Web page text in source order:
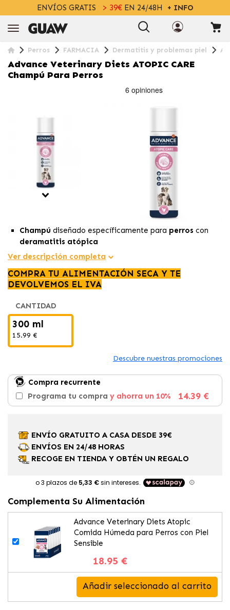
ENVÍOS GRATIS > 39€EN 24/48H + INFO
Perros FARMACIA Dermatitis y problemas piel
Advance Veterinary Diets ATOPIC CARE
Champú Para Perros
Champú diseñado específicamente para perros con
deramatitis atópica
Ejerce una triple acción:antiirritante, reestructurante
y antiséptica.
Contribuye arestaurar y mantenerlapiel y el pelaje
del perro sano, brillante y fuerte.
Ver descripción completa
COMPRA TU ALIMENTACIÓN SECA Y TE
DEVOLVEMOS EL IVA
CANTIDAD
300 ml
15.99 €
Descubre nuestras promociones
Compra recurrente
Programa tu compra y ahorra un 10% 14.39 €
ENVÍO GRATUITO A CASA DESDE 39€
ENVÍOS EN 24/48 HORAS
RECOGE EN TIENDA Y OBTÉN UN REGALO
Complementa Su Alimentación
Advance Veterinary Diets Atopic
Comida Húmeda para Perros con Piel
Sensible
18.95 €
Añadir seleccionado al carrito